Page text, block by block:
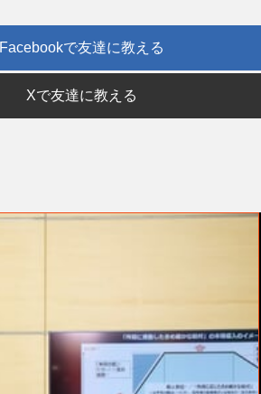
Facebookで友達に教える
Xで友達に教える